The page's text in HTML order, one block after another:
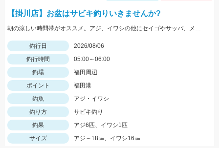
【掛川店】お盆はサビキ釣りいきませんか?
朝の涼しい時間帯がオススメ。アジ、イワシの他にセイゴやサッパ、メッキなども。仕掛けは『Tsulinoママカリ4号、ケイムラスキン4号』でOK。餌付け器で針にエサを付ければアタリはかなり増えますよ♪
釣行日
2026/08/06
釣行時間
05:00～06:00
釣場
福田周辺
ポイント
福田港
釣魚
アジ・イワシ
釣り方
サビキ釣り
釣果
アジ6匹、イワシ1匹
サイズ
アジ～18㎝、イワシ16㎝